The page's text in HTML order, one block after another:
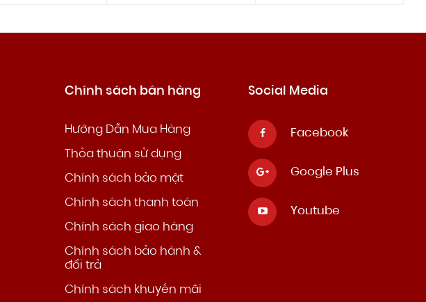
Chính sách bán hàng
Hướng Dẫn Mua Hàng
Thỏa thuận sử dụng
Chính sách bảo mật
Chính sách thanh toán
Chính sách giao hàng
Chính sách bảo hành &
đổi trả
Chính sách khuyến mãi
Social Media
Facebook
Google Plus
Youtube